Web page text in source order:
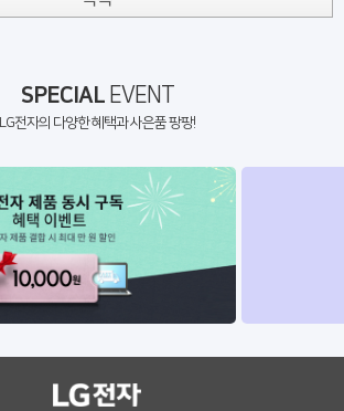
SPECIALEVENT
LG전자의 다양한 혜택과 사은품 팡팡!